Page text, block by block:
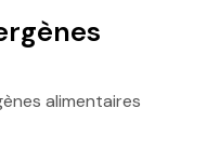
alimentaires